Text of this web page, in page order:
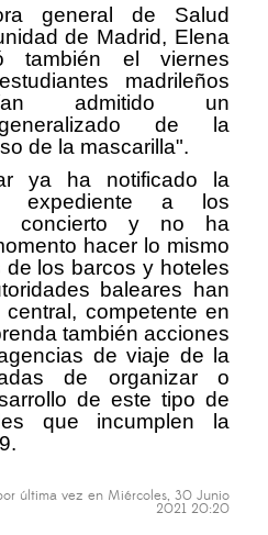
general de Salud
de Madrid, Elena
también el viernes
madrileños
admitido un
generalizado de la
de la mascarilla".
ya ha notificado la
expediente a los
concierto y no ha
hacer lo mismo
los barcos y hoteles
baleares han
competente en
también acciones
de viaje de la
de organizar o
de este tipo de
que incumplen la
última vez en Miércoles, 30 Junio
2021 20:20